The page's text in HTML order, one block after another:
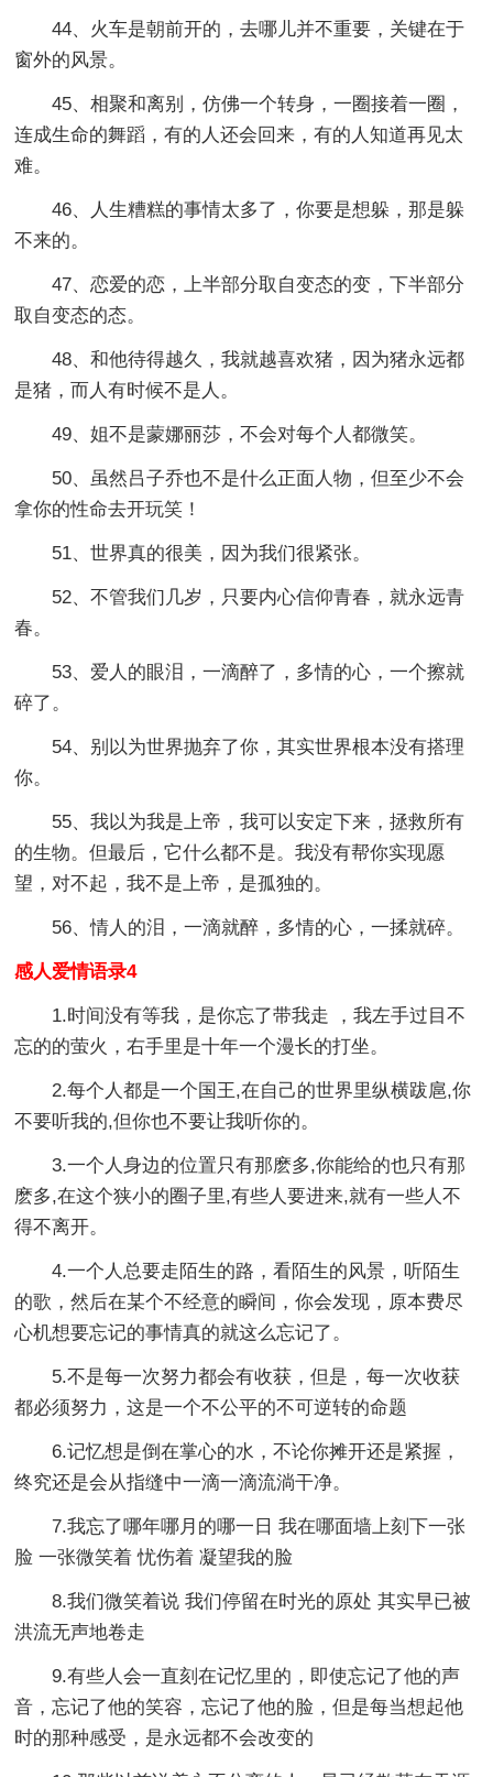
44、火车是朝前开的，去哪儿并不重要，关键在于
窗外的风景。
45、相聚和离别，仿佛一个转身，一圈接着一圈，
连成生命的舞蹈，有的人还会回来，有的人知道再见太
难。
46、人生糟糕的事情太多了，你要是想躲，那是躲
不来的。
47、恋爱的恋，上半部分取自变态的变，下半部分
取自变态的态。
48、和他待得越久，我就越喜欢猪，因为猪永远都
是猪，而人有时候不是人。
49、姐不是蒙娜丽莎，不会对每个人都微笑。
50、虽然吕子乔也不是什么正面人物，但至少不会
拿你的性命去开玩笑！
51、世界真的很美，因为我们很紧张。
52、不管我们几岁，只要内心信仰青春，就永远青
春。
53、爱人的眼泪，一滴醉了，多情的心，一个擦就
碎了。
54、别以为世界抛弃了你，其实世界根本没有搭理
你。
55、我以为我是上帝，我可以安定下来，拯救所有
的生物。但最后，它什么都不是。我没有帮你实现愿
望，对不起，我不是上帝，是孤独的。
56、情人的泪，一滴就醉，多情的心，一揉就碎。
感人爱情语录4
1.时间没有等我，是你忘了带我走 ，我左手过目不
忘的的萤火，右手里是十年一个漫长的打坐。
2.每个人都是一个国王,在自己的世界里纵横跋扈,你
不要听我的,但你也不要让我听你的。
3.一个人身边的位置只有那麽多,你能给的也只有那
麽多,在这个狭小的圈子里,有些人要进来,就有一些人不
得不离开。
4.一个人总要走陌生的路，看陌生的风景，听陌生
的歌，然后在某个不经意的瞬间，你会发现，原本费尽
心机想要忘记的事情真的就这么忘记了。
5.不是每一次努力都会有收获，但是，每一次收获
都必须努力，这是一个不公平的不可逆转的命题
6.记忆想是倒在掌心的水，不论你摊开还是紧握，
终究还是会从指缝中一滴一滴流淌干净。
7.我忘了哪年哪月的哪一日 我在哪面墙上刻下一张
脸 一张微笑着 忧伤着 凝望我的脸
8.我们微笑着说 我们停留在时光的原处 其实早已被
洪流无声地卷走
9.有些人会一直刻在记忆里的，即使忘记了他的声
音，忘记了他的笑容，忘记了他的脸，但是每当想起他
时的那种感受，是永远都不会改变的